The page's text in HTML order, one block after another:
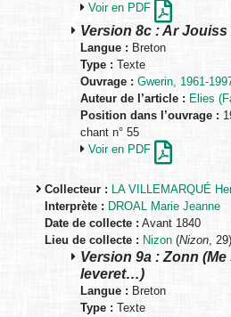
Voir en PDF
Version 8c : Ar Jouiss
Langue : Breton
Type : Texte
Ouvrage : Gwerin, 1961-
Auteur de l’article : Elies
Position dans l’ouvrage :
chant n° 55
Voir en PDF
Collecteur : LA VILLEMARQUÉ
Interprète : DROAL Marie Jeanne
Date de collecte : Avant 1840
Lieu de collecte : Nizon (Nizon,
Version 9a : Zonn
leveret…)
Langue : Breton
Type : Texte